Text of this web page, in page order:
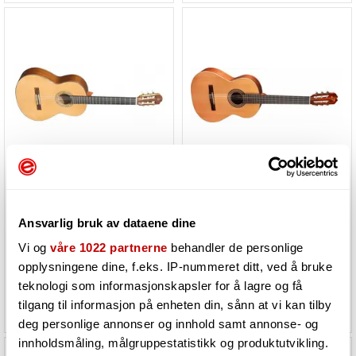
Ansvarlig bruk av dataene dine
Vi og våre 1022 partnerne behandler de personlige
opplysningene dine, f.eks. IP-nummeret ditt, ved å bruke
teknologi som informasjonskapsler for å lagre og få
tilgang til informasjon på enheten din, sånn at vi kan tilby
deg personlige annonser og innhold samt annonse- og
innholdsmåling, målgruppestatistikk og produktutvikling.
Må bestilles. Varen er på lager
10 695,-
Må bestilles. Varen er på lager
3 450,-